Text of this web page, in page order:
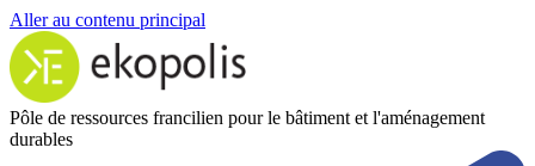
Aller au contenu principal
Pôle de ressources francilien pour le bâtiment et l'aménagement
durables